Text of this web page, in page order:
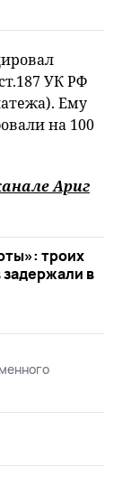
УК РФ
Ему
на 100
Ариг
троих
в